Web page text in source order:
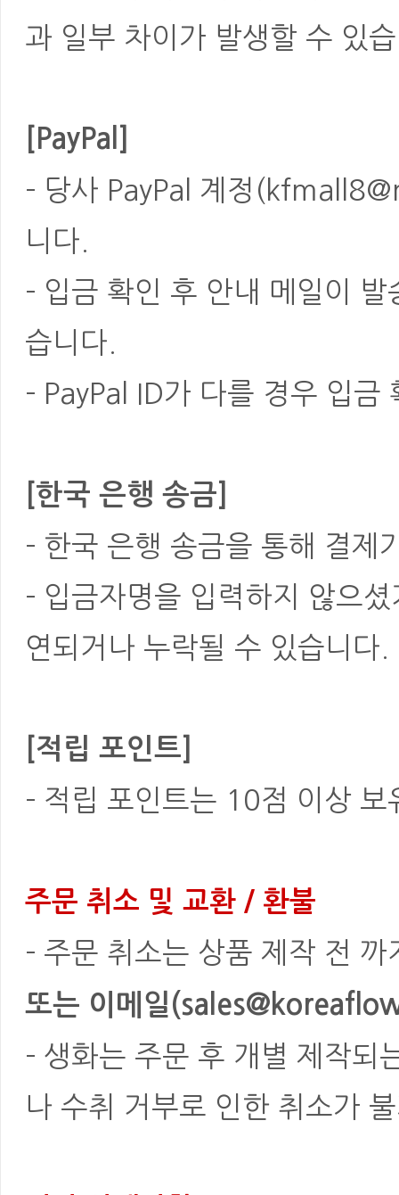
과 일부 차이가 발생할 수 있
[PayPal]
- 당사 PayPal 계정
니다.
- 입금 확인 후 안내 메일이
습니다.
- PayPal ID가 다를 경우 입금
[한국 은행 송금]
- 한국 은행 송금을 통해 결제
- 입금자명을 입력하지 않으
연되거나 누락될 수 있습니다.
[적립 포인트]
- 적립 포인트는 10점 이상
주문 취소 및 교환 / 환불
- 주문 취소는 상품 제작 전
또는 이메일
- 생화는 주문 후 개별 제작되
나 수취 거부로 인한 취소가